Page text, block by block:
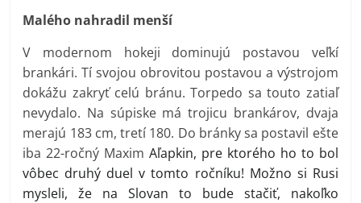
Malého nahradil menší
V modernom hokeji dominujú postavou veľkí
brankári. Tí svojou obrovitou postavou a výstrojom
dokážu zakryť celú bránu. Torpedo sa touto zatiaľ
nevydalo. Na súpiske má trojicu brankárov, dvaja
merajú 183 cm, tretí 180. Do bránky sa postavil ešte
iba 22-ročný MaximAľapkin, pre ktorého ho to bol
vôbec druhý duel v tomto ročníku! Možno si Rusi
mysleli, že na Slovan to bude stačiť, nakoľko